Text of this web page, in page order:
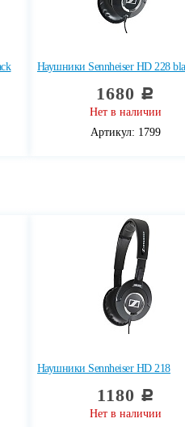
Наушники Sennheiser HD 228
1680 c
Нет в наличии
Артикул: 1799
Наушники Sennheiser HD 218
1180 c
Нет в наличии